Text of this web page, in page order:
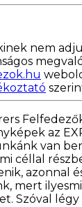
nem
az
van
céllal
azonnal
mert
Szóval légy